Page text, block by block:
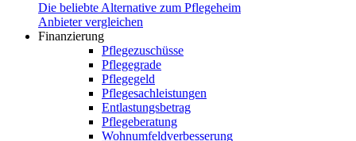
Die beliebte Alternative zum Pflegeheim
Anbieter vergleichen
Finanzierung
Pflegezuschüsse
Pflegegrade
Pflegegeld
Pflegesachleistungen
Entlastungsbetrag
Pflegeberatung
Wohnumfeldverbesserung